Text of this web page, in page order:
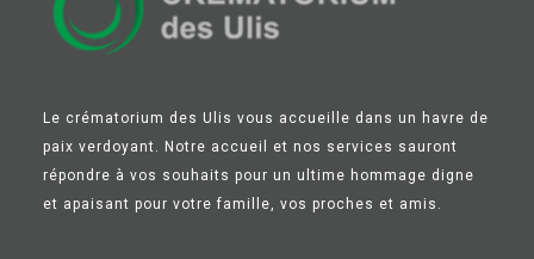
Le crématorium des Ulis vous accueille dans un havre de
paix verdoyant. Notre accueil et nos services sauront
répondre à vos souhaits pour un ultime hommage digne
et apaisant pour votre famille, vos proches et amis.